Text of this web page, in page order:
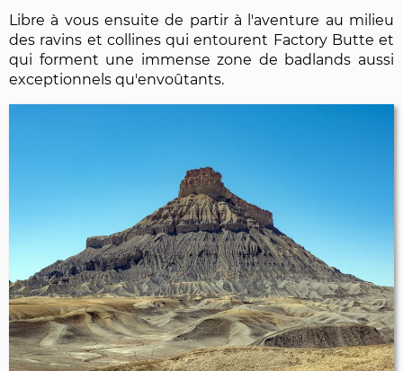
Libre à vous ensuite de partir à l'aventure au milieu
des ravins et collines qui entourent Factory Butte et
qui forment une immense zone de badlands aussi
exceptionnels qu'envoûtants.